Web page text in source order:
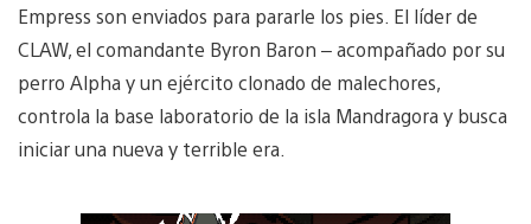
Empress son enviados para pararle los pies. El líder de
CLAW, el comandante Byron Baron – acompañado por su
perro Alpha y un ejército clonado de malechores,
controla la base laboratorio de la isla Mandragora y busca
iniciar una nueva y terrible era.